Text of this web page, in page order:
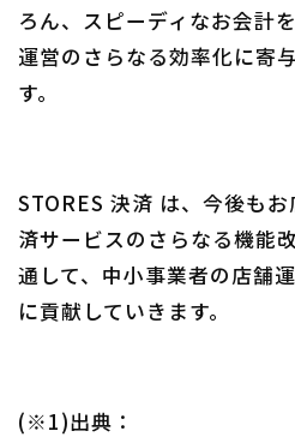
ろん、スピーディなお会計
運営のさらなる効率化に寄
す。
STORES 決済 は、今後も
済サービスのさらなる機能
通して、中小事業者の店舗
に貢献していきます。
(※1)出典：